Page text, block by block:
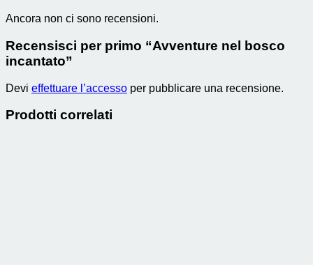
Ancora non ci sono recensioni.
Recensisci per primo “Avventure nel bosco
incantato”
Devi effettuare l’accesso per pubblicare una recensione.
Prodotti correlati